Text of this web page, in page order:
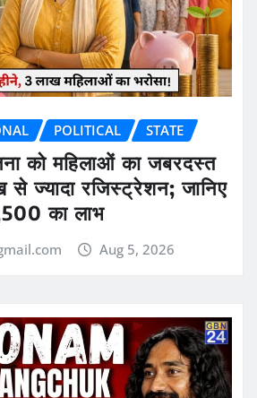
POLITICAL STATE
को महिलाओं का जबरदस्त
से ज्यादा रजिस्ट्रेशन; जानिए
का लाभ
Aug 5, 2026